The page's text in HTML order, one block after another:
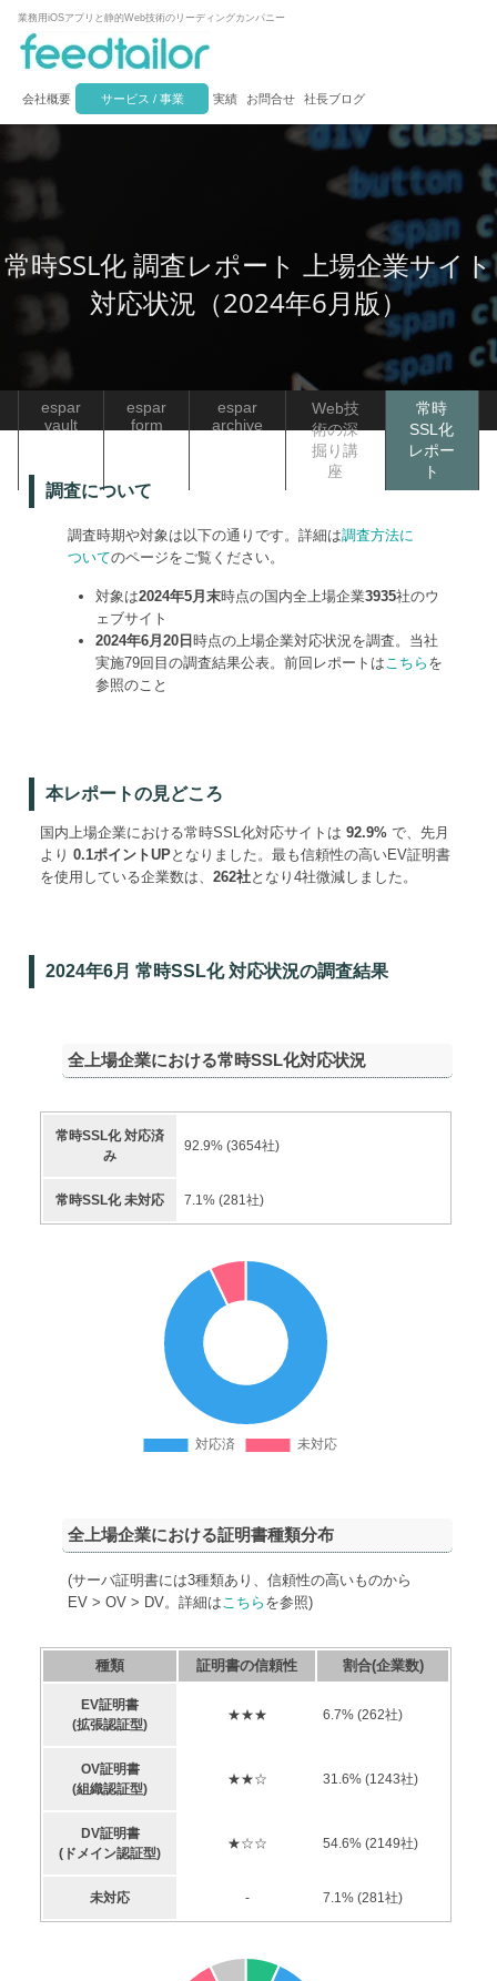
業務用iOSアプリと静的Web技術のリーディングカンパニー
社長ブログ
お問合せ
実績
サービス / 事業
会社概要
常時SSL化 調査レポート 上場企業サイト
対応状況（2024年6月版）
espar
vault
espar
form
espar
archive
Web技
術の深
掘り講
座
常時
SSL化
レポー
ト
調査について
調査時期や対象は以下の通りです。詳細は調査方法に
ついてのページをご覧ください。
対象は2024年5月末時点の国内全上場企業3935社のウ
ェブサイト
2024年6月20日 時点の上場企業対応状況を調査。当社
実施79回目の調査結果公表。前回レポートはこちら を
参照のこと
本レポートの見どころ
国内上場企業における常時SSL化対応サイトは 92.9% で、先月
より 0.1ポイントUPとなりました。最も信頼性の高いEV証明書
を使用している企業数は、 262社となり4社微減しました。
2024年6月 常時SSL化 対応状況の調査結果
全上場企業における常時SSL化対応状況
常時SSL化 対応済
み
92.9% (3654社)
常時SSL化 未対応 7.1% (281社)
全上場企業における証明書種類分布
(サーバ証明書には3種類あり、信頼性の高いものから
EV > OV > DV。詳細はこちら を参照)
種類 証明書の信頼性 割合(企業数)
EV証明書
(拡張認証型)
★★★ 6.7% (262社)
OV証明書
(組織認証型)
★★☆ 31.6% (1243社)
DV証明書
(ドメイン認証型)
★☆☆ 54.6% (2149社)
未対応 - 7.1% (281社)